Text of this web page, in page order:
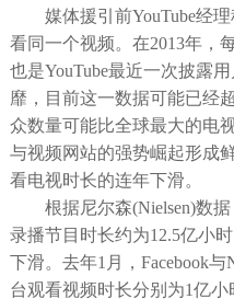
媒体援引前YouTube经理
看同一个视频。在2013年，
也是YouTube最近一次披露
靡，目前这一数据可能已经
众数量可能比全球最大的电
与视频网站的强势崛起形成
看电视时长的连年下滑。
根据尼尔森(Nielsen)数据
录播节目时长约为12.5亿小
下滑。去年1月，Facebook
台观看视频时长分别为1亿小